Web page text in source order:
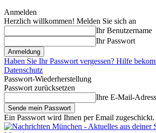
Anmelden
Herzlich willkommen! Melden Sie sich an
Ihr Benutzername
Ihr Passwort
Haben Sie Ihr Passwort vergessen? Hilfe
Datenschutz
Passwort-Wiederherstellung
Passwort zurücksetzen
Ihre E-Mail-
Ein Passwort wird Ihnen per Email zugeschickt.